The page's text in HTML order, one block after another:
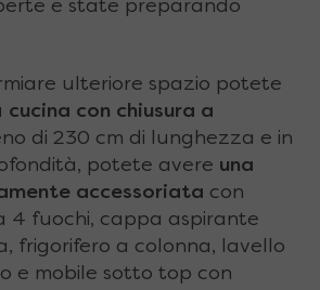
e state preparando
ulteriore spazio potete
cucina con chiusura a
di 230 cm di lunghezza e in
potete avere una
accessoriata con
4 fuochi, cappa aspirante
frigorifero a colonna, lavello
e mobile sotto top con